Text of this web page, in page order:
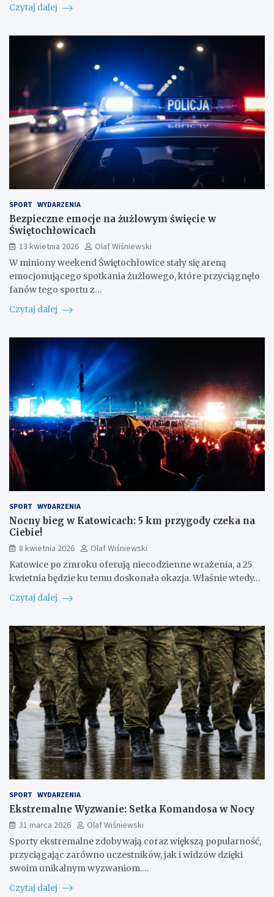
Czytaj dalej
SPORT WYDARZENIA
Bezpieczne emocje na żużlowym święcie w
Świętochłowicach
13 kwietnia 2026
Olaf Wiśniewski
W miniony weekend Świętochłowice stały się areną
emocjonującego spotkania żużlowego, które przyciągnęło
fanów tego sportu z…
Czytaj dalej
SPORT WYDARZENIA
Nocny bieg w Katowicach: 5 km przygody czeka na
Ciebie!
8 kwietnia 2026
Olaf Wiśniewski
Katowice po zmroku oferują niecodzienne wrażenia, a 25
kwietnia będzie ku temu doskonała okazja. Właśnie wtedy…
Czytaj dalej
SPORT WYDARZENIA
Ekstremalne Wyzwanie: Setka Komandosa w Nocy
31 marca 2026
Olaf Wiśniewski
Sporty ekstremalne zdobywają coraz większą popularność,
przyciągając zarówno uczestników, jak i widzów dzięki
swoim unikalnym wyzwaniom.…
Czytaj dalej